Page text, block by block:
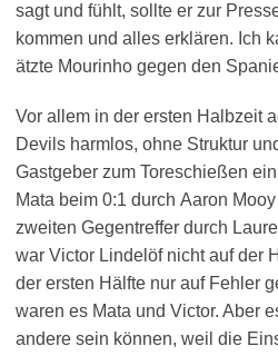
sagt und fühlt, sollte er zur
kommen und alles erklären. Ich
ätzte Mourinho gegen den
Vor allem in der ersten Halbzeit
Devils harmlos, ohne Struktur
Gastgeber zum Toreschießen
Mata beim 0:1 durch Aaron
zweiten Gegentreffer durch
war Victor Lindelöf nicht auf der
der ersten Hälfte nur auf Fehler
waren es Mata und Victor. Aber
andere sein können, weil die